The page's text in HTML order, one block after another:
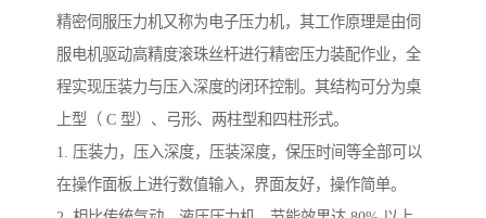
精密伺服压力机又称为电子压力机，其工作原理是由伺
服电机驱动高精度滚珠丝杆进行精密压力装配作业，全
程实现压装力与压入深度的闭环控制。其结构可分为桌
上型（ C 型）、弓形、两柱型和四柱形式。
1. 压装力，压入深度，压装深度，保压时间等全部可以
在操作面板上进行数值输入，界面友好，操作简单。